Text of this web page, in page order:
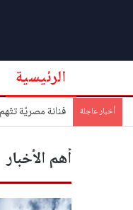
الرئيسية
أخبار عاجلة فنانة مصريّة
أهم الأخبار